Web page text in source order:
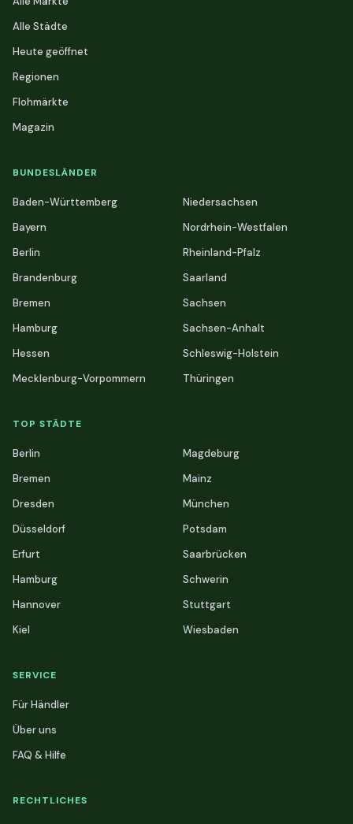
Alle Städte
Heute geöffnet
Regionen
Flohmärkte
Magazin
BUNDESLÄNDER
Baden-Württemberg
Bayern
Berlin
Brandenburg
Bremen
Hamburg
Hessen
Mecklenburg-Vorpommern
Niedersachsen
Nordrhein-Westfalen
Rheinland-Pfalz
Saarland
Sachsen
Sachsen-Anhalt
Schleswig-Holstein
Thüringen
TOP STÄDTE
Berlin
Bremen
Dresden
Düsseldorf
Erfurt
Hamburg
Hannover
Kiel
Magdeburg
Mainz
München
Potsdam
Saarbrücken
Schwerin
Stuttgart
Wiesbaden
SERVICE
Für Händler
Über uns
FAQ & Hilfe
RECHTLICHES